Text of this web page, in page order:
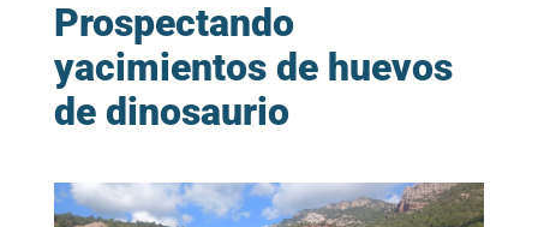
Prospectando
yacimientos de huevos
de dinosaurio